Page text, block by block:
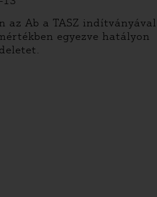
az Ab a TASZ indítványával
egyezve hatályon